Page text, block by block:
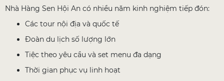
Nhà Hàng Sen Hội An có nhiều năm kinh nghiệm tiếp đón:
Các tour nội địa và quốc tế
Đoàn du lịch số lượng lớn
Tiệc theo yêu cầu và set menu đa dạng
Thời gian phục vụ linh hoạt